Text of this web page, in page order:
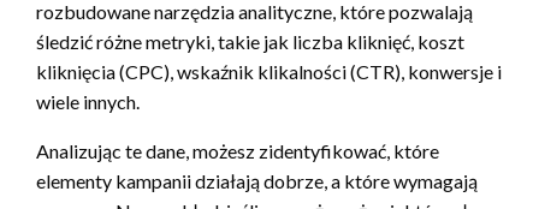
rozbudowane narzędzia analityczne, które pozwalają
śledzić różne metryki, takie jak liczba kliknięć, koszt
kliknięcia (CPC), wskaźnik klikalności (CTR), konwersje i
wiele innych.
Analizując te dane, możesz zidentyfikować, które
elementy kampanii działają dobrze, a które wymagają